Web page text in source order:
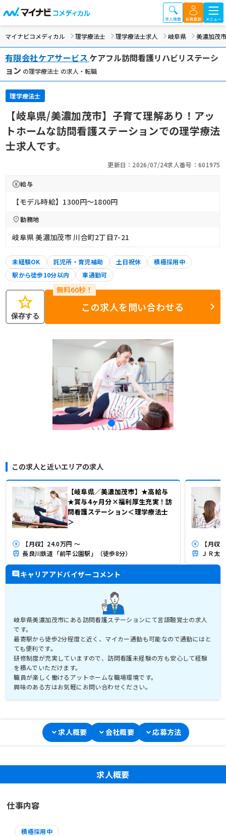
マイナビコメディカル 理学療法士 理学療法士求人 岐阜県 美濃加茂市
有限会社ケアサービス ケアフル訪問看護リハビリステーシ
ョン の理学療法士 の求人・転職
理学療法士
【岐阜県/美濃加茂市】子育て理解あり！アッ
トホームな訪問看護ステーションでの理学療法
士求人です。
更新日：2026/07/24求人番号：601975
給与
【モデル時給】1300円〜1800円
勤務地
岐阜県 美濃加茂市 川合町2丁目7-21
未経験OK 託児所・育児補助 土日祝休
積極採用中
駅から徒歩10分以内
車通勤可
star
保存する
この求人を問い合わせる
この求人と近いエリアの求人
【岐阜県／美濃加茂市】★高給与
★賞与4ヶ月分×福利厚生充実！訪
問看護ステーション＜理学療法士
＞
【月収】24.0万円 ～
長良川鉄道「前平公園駅」（徒歩8分）
【月収
ＪＲ太
キャリアアドバイザーコメント
岐阜県美濃加茂市にある訪問看護ステーションにて言語聴覚士の求人
です。
最寄駅から徒歩2分程度と近く、マイカー通勤も可能なので通勤にはと
ても便利です。
研修制度が充実していますので、訪問看護未経験の方も安心して経験
を積んでいただけます。
職員が楽しく働けるアットホームな職場環境です。
興味のある方はお気軽にお問い合わせください。
求人概要 会社概要 応募方法
求人概要
仕事内容
積極採用中